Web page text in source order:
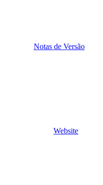
Notas de Versão
Website